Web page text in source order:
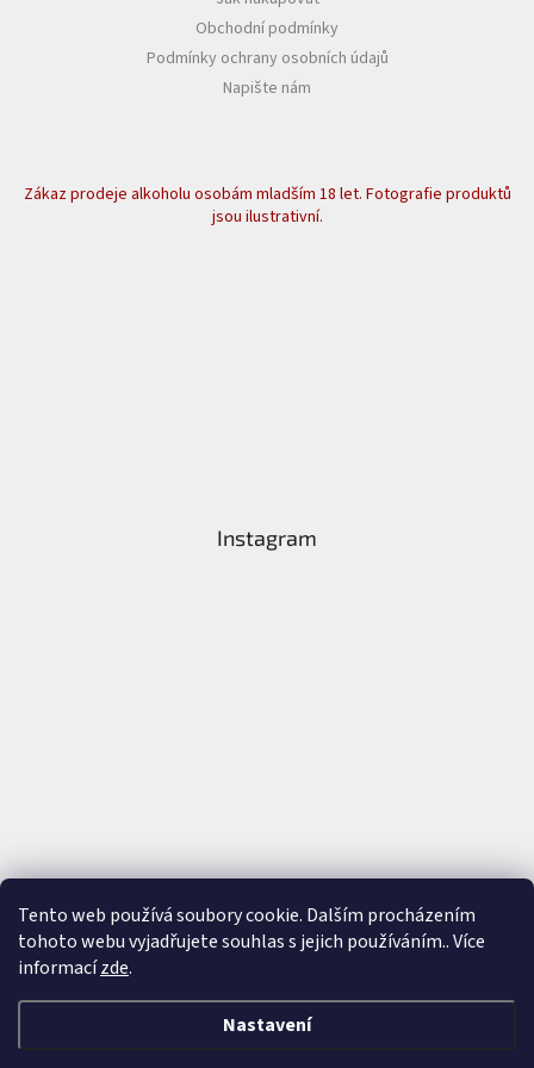
Tento web používá soubory cookie. Dalším procházením
tohoto webu vyjadřujete souhlas s jejich používáním.. Více
informacízde.
Nastavení
Obchodní podmínky
Podmínky ochrany osobních údajů
Napište nám
Zákaz prodeje alkoholu osobám mladším 18 let. Fotografie produktů
jsou ilustrativní.
Instagram